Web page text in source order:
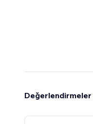
Değerlendirmeler